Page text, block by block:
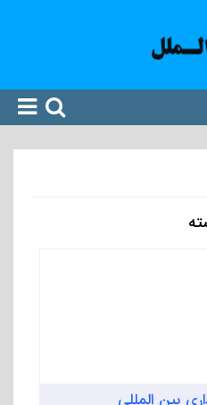
بین‌ المللی